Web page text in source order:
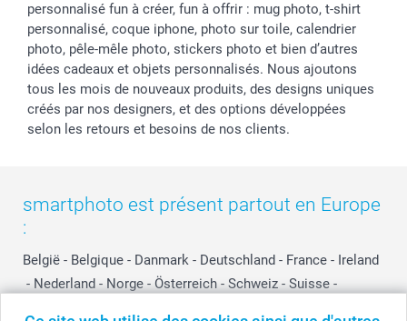
personnalisé fun à créer, fun à offrir : mug photo, t-shirt
personnalisé, coque iphone, photo sur toile, calendrier
photo, pêle-mêle photo, stickers photo et bien d’autres
idées cadeaux et objets personnalisés. Nous ajoutons
tous les mois de nouveaux produits, des designs uniques
créés par nos designers, et des options développées
selon les retours et besoins de nos clients.
smartphoto est présent partout en Europe
:
België - Belgique - Danmark - Deutschland - France - Ireland
- Nederland - Norge - Österreich - Schweiz - Suisse -